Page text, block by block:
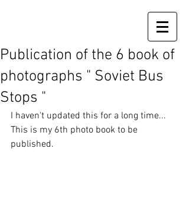
Publication of the 6 book of
photographs " Soviet Bus
Stops "
I haven't updated this for a long time...
This is my 6th photo book to be
published.